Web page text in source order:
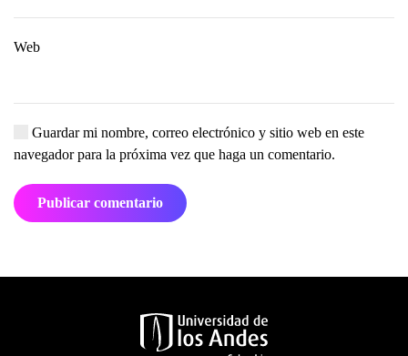
Web
Guardar mi nombre, correo electrónico y sitio web en este
navegador para la próxima vez que haga un comentario.
Publicar comentario